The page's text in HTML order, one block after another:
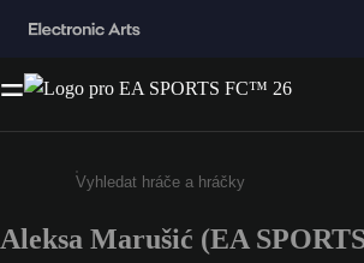
Enter a minimum of 3 characters
Aleksa Marušić (EA